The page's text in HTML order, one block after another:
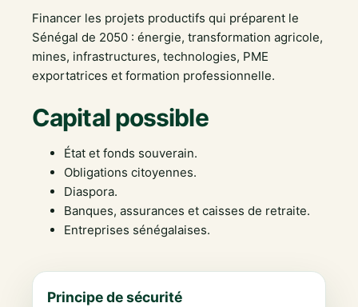
Financer les projets productifs qui préparent le
Sénégal de 2050 : énergie, transformation agricole,
mines, infrastructures, technologies, PME
exportatrices et formation professionnelle.
Capital possible
État et fonds souverain.
Obligations citoyennes.
Diaspora.
Banques, assurances et caisses de retraite.
Entreprises sénégalaises.
Principe de sécurité